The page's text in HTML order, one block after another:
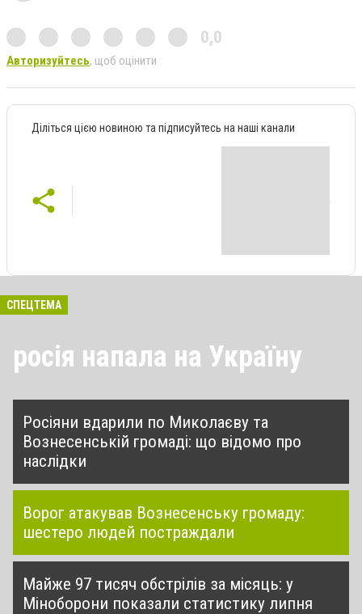
0,0
Авторизуйтесь, щоб оцінити
Діліться цією новиною та підписуйтесь на наші канали
СПЕЦТЕМА
росія напала на Україну
Росіяни вдарили по Миколаєву та
Вознесенській громаді: що відомо про
наслідки
Ворог атакував Вознесенську громаду:
шестеро людей постраждали
Майже 97 тисяч обстрілів за місяць: у
Міноборони показали статистику липня